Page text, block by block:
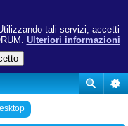
tali servizi, accetti
Ulteriori informazioni